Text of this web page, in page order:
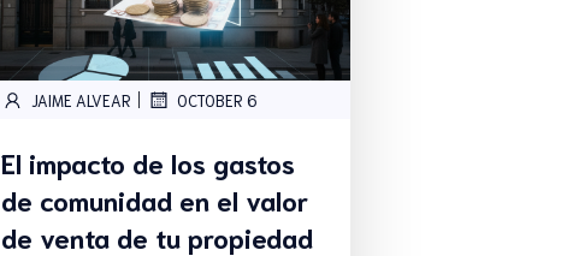
JAIME ALVEAR OCTOBER 6
El impacto de los gastos
de comunidad en el valor
de venta de tu propiedad